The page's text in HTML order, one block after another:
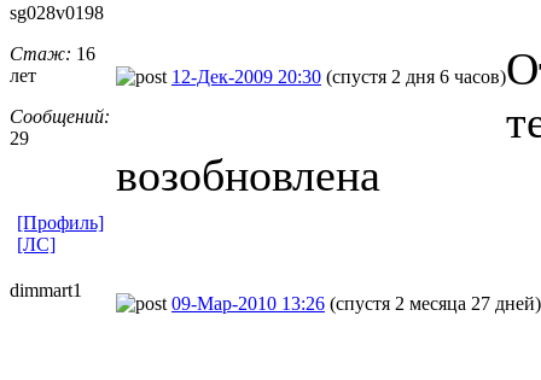
sg028v0198
Стаж: 16
лет
Сообщений:
29
12-Дек-2009 20:30 (спустя 2 дня 6 часов)
возобновлена
[Профиль]
[ЛС]
dimmart1
09-Мар-2010 13:26 (спустя 2 месяца 27 дней)